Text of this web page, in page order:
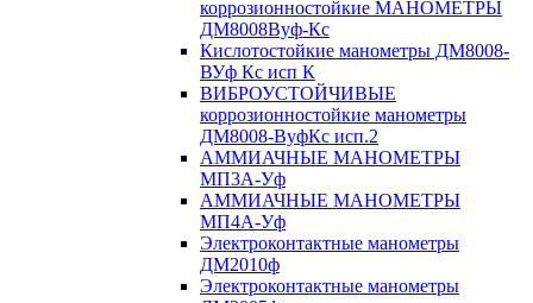
коррозионностойкие МАНОМЕТРЫ
ДМ8008Вуф-Кс
Кислотостойкие манометры ДМ8008-
ВУф Кс исп К
ВИБРОУСТОЙЧИВЫЕ
коррозионностойкие манометры
ДМ8008-ВуфКс исп.2
АММИАЧНЫЕ МАНОМЕТРЫ
МП3А-Уф
АММИАЧНЫЕ МАНОМЕТРЫ
МП4А-Уф
Электроконтактные манометры
ДМ2010ф
Электроконтактные манометры